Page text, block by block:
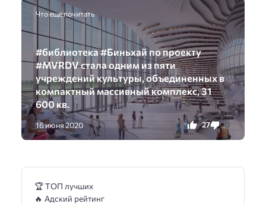
Что еще почитать
#библиотека #Биньхай по проекту
#MVRDV стала одним из пяти
учреждений культуры, объединенных в
компактный массивный комплекс, 31
600 кв.
16 июня 2020 27 0
🏆 ТОП лучших
🔥 Адский рейтинг